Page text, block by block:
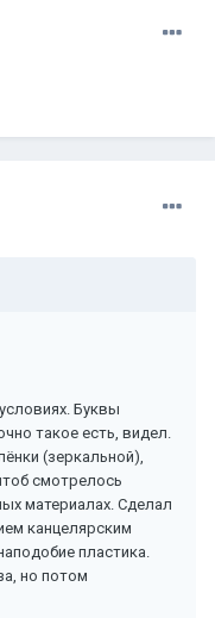
Буквы
такое есть, видел.
(зеркальной),
смотрелось
материалах. Сделал
канцелярским
пластика.
но потом